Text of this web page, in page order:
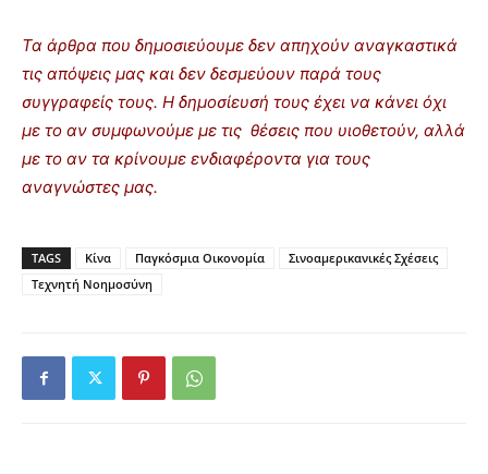
Τα άρθρα που δημοσιεύουμε δεν απηχούν αναγκαστικά
τις απόψεις μας και δεν δεσμεύουν παρά τους
συγγραφείς τους. Η δημοσίευσή τους έχει να κάνει όχι
με το αν συμφωνούμε με τις θέσεις που υιοθετούν, αλλά
με το αν τα κρίνουμε ενδιαφέροντα για τους
αναγνώστες μας.
TAGS Κίνα Παγκόσμια Οικονομία
Σινοαμερικανικές Σχέσεις
Τεχνητή Νοημοσύνη